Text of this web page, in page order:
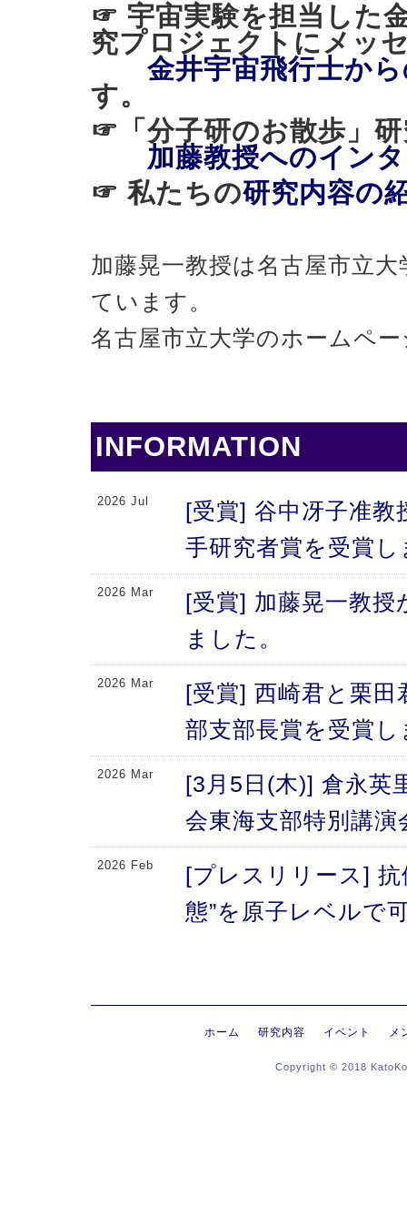
☞ 宇宙実験を担当した
究プロジェクトにメッ
金井宇宙飛行士か
す。
☞「分子研のお散歩
加藤教授へのイン
☞ 私たちの研究内容の
加藤晃一教授は名古屋市立
ています。
名古屋市立大学のホームペ
INFORMATION
2026 Jul
[受賞] 谷中冴子准教
手研究者賞を受賞
2026 Mar
[受賞] 加藤晃一教授
ました。
2026 Mar
[受賞] 西崎君と栗田
部支部長賞を受賞
2026 Mar
[3月5日(木)] 倉永英
会東海支部特別講
2026 Feb
[プレスリリース]
態”を原子レベルで
[プレスリリース]
にする抗体のFc領
る高次構造評価の
ホーム 研究内容 イベント メ
Copyright © 2018